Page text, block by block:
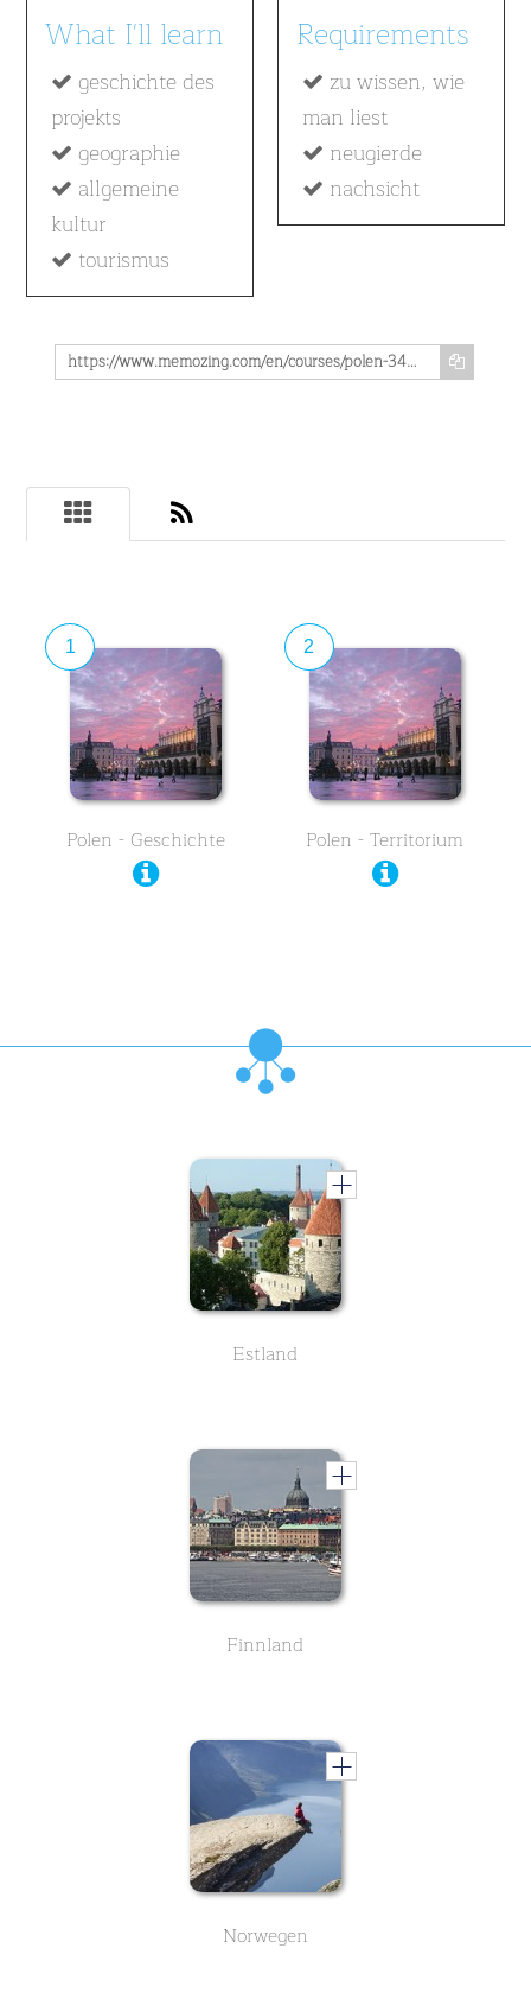
What I'll learn
geschichte des
projekts
geographie
allgemeine
kultur
tourismus
Requirements
zu wissen, wie
man liest
neugierde
nachsicht
https://www.memozing.com/en/courses/polen-34d621f936f7ce2f8c4bc950
1
Polen - Geschichte
2
Polen - Territorium
Estland
Finnland
Norwegen